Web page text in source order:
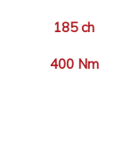
185 ch
400 Nm